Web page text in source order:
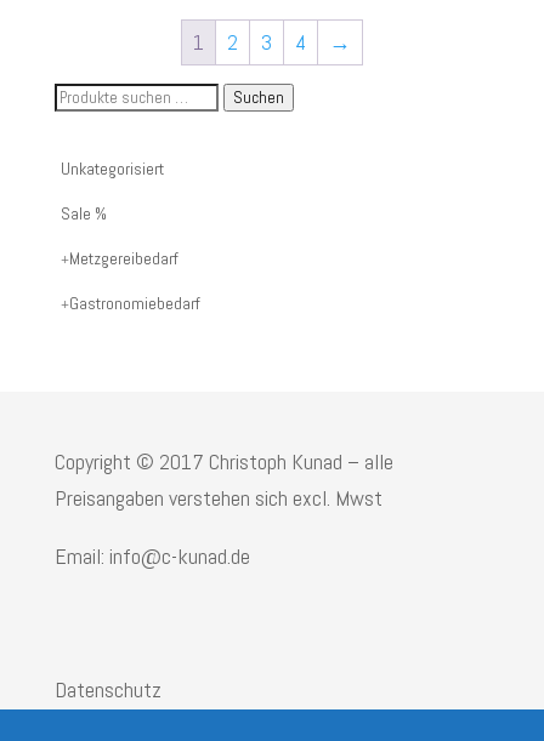
1 2 3 4
→
Suche
Artikelnummer
oder
Suchen
Unkategorisiert
Sale %
Metzgereibedarf
Gastronomiebedarf
Copyright © 2017 Christoph Kunad – alle
Preisangaben verstehen sich excl. Mwst
Email: info@c-kunad.de
Datenschutz